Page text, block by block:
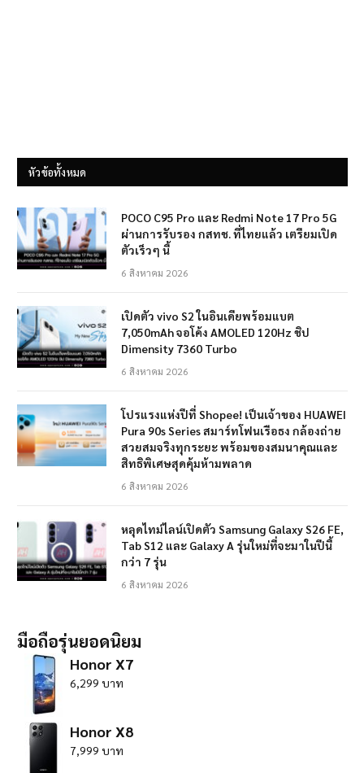
หัวข้อทั้งหมด
POCO C95 Pro และ Redmi Note 17 Pro 5G
ผ่านการรับรอง กสทช. ที่ไทยแล้ว เตรียมเปิด
ตัวเร็วๆ นี้
6 สิงหาคม 2026
เปิดตัว vivo S2 ในอินเดียพร้อมแบต
7,050mAh จอโค้ง AMOLED 120Hz ชิป
Dimensity 7360 Turbo
6 สิงหาคม 2026
โปรแรงแห่งปีที่ Shopee! เป็นเจ้าของ HUAWEI
Pura 90s Series สมาร์ทโฟนเรือธง กล้องถ่าย
สวยสมจริงทุกระยะ พร้อมของสมนาคุณและ
สิทธิพิเศษสุดคุ้มห้ามพลาด
6 สิงหาคม 2026
หลุดไทม์ไลน์เปิดตัว Samsung Galaxy S26 FE,
Tab S12 และ Galaxy A รุ่นใหม่ที่จะมาในปีนี้
กว่า 7 รุ่น
6 สิงหาคม 2026
มือถือรุ่นยอดนิยม
Honor X7
6,299 บาท
Honor X8
7,999 บาท